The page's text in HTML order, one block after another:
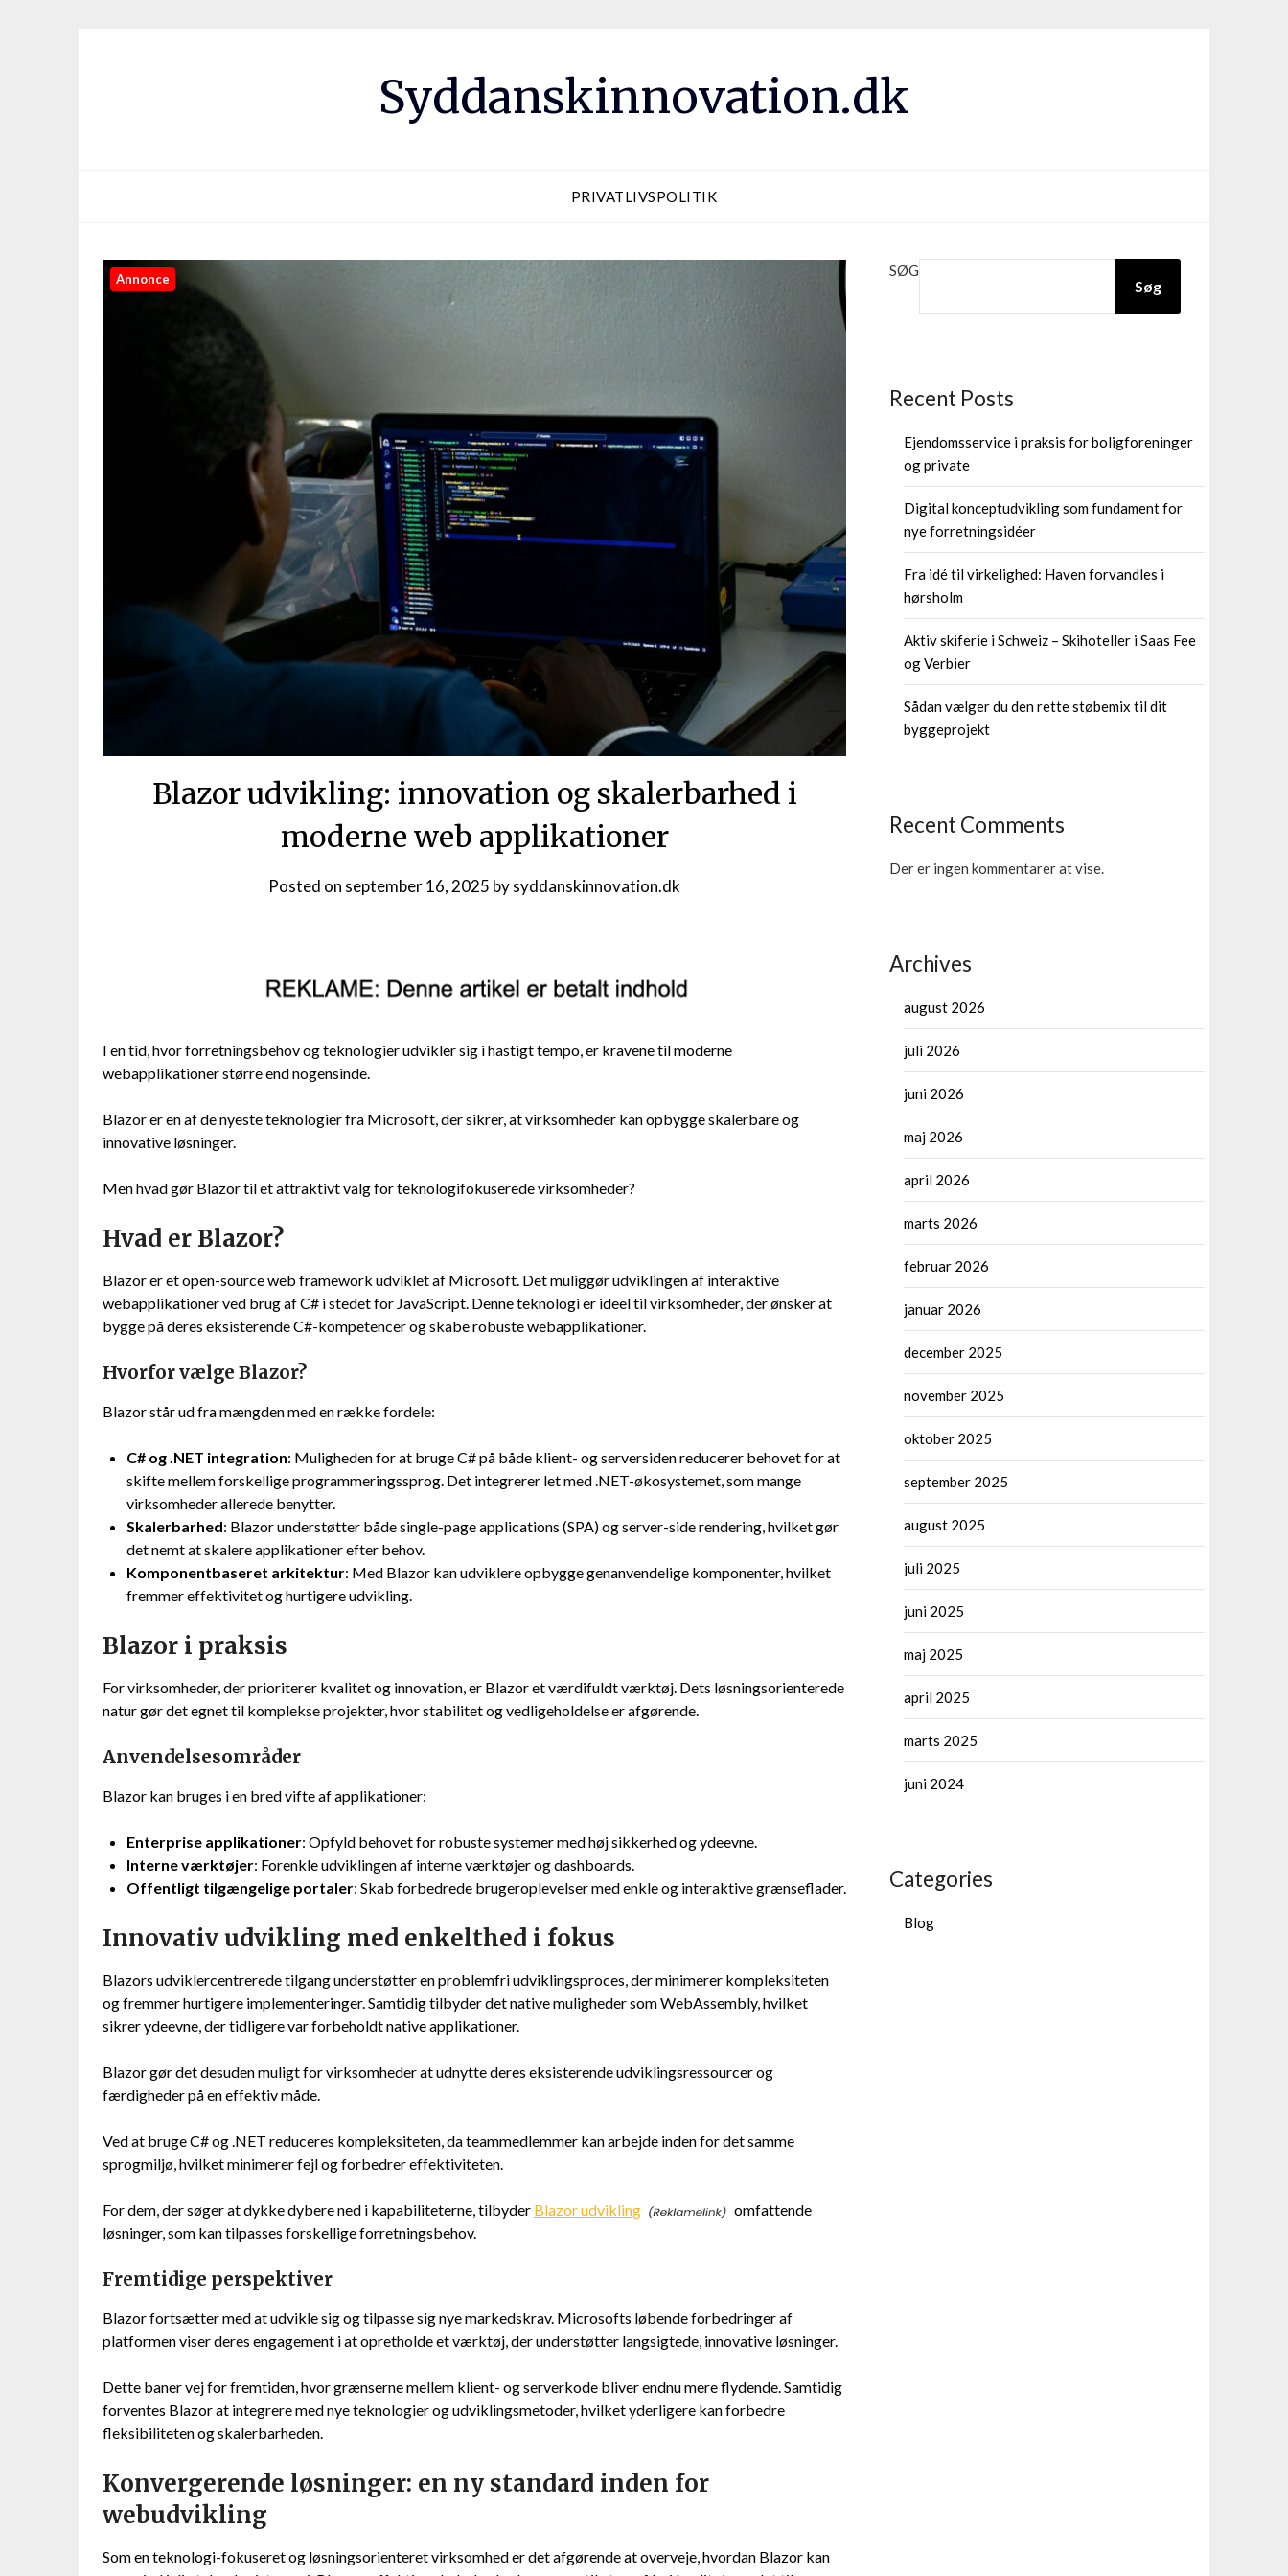
Syddanskinnovation.dk
PRIVATLIVSPOLITIK
Annonce
Blazor udvikling: innovation og skalerbarhed i
moderne web applikationer
Posted on september 16, 2025 bysyddanskinnovation.dk
I en tid, hvor forretningsbehov og teknologier udvikler sig i hastigt tempo, er kravene til moderne
webapplikationer større end nogensinde.
Blazor er en af de nyeste teknologier fra Microsoft, der sikrer, at virksomheder kan opbygge skalerbare og
innovative løsninger.
Men hvad gør Blazor til et attraktivt valg for teknologifokuserede virksomheder?
Hvad er Blazor?
Blazor er et open-source web framework udviklet af Microsoft. Det muliggør udviklingen af interaktive
webapplikationer ved brug af C# i stedet for JavaScript. Denne teknologi er ideel til virksomheder, der ønsker at
bygge på deres eksisterende C#-kompetencer og skabe robuste webapplikationer.
Hvorfor vælge Blazor?
Blazor står ud fra mængden med en række fordele:
C# og .NET integration: Muligheden for at bruge C# på både klient- og serversiden reducerer behovet for at
skifte mellem forskellige programmeringssprog. Det integrerer let med .NET-økosystemet, som mange
virksomheder allerede benytter.
Skalerbarhed: Blazor understøtter både single-page applications (SPA) og server-side rendering, hvilket gør
det nemt at skalere applikationer efter behov.
Komponentbaseret arkitektur: Med Blazor kan udviklere opbygge genanvendelige komponenter, hvilket
fremmer effektivitet og hurtigere udvikling.
Blazor i praksis
For virksomheder, der prioriterer kvalitet og innovation, er Blazor et værdifuldt værktøj. Dets løsningsorienterede
natur gør det egnet til komplekse projekter, hvor stabilitet og vedligeholdelse er afgørende.
Anvendelsesområder
Blazor kan bruges i en bred vifte af applikationer:
Enterprise applikationer: Opfyld behovet for robuste systemer med høj sikkerhed og ydeevne.
Interne værktøjer: Forenkle udviklingen af interne værktøjer og dashboards.
Offentligt tilgængelige portaler: Skab forbedrede brugeroplevelser med enkle og interaktive grænseflader.
Innovativ udvikling med enkelthed i fokus
Blazors udviklercentrerede tilgang understøtter en problemfri udviklingsproces, der minimerer kompleksiteten
og fremmer hurtigere implementeringer. Samtidig tilbyder det native muligheder som WebAssembly, hvilket
sikrer ydeevne, der tidligere var forbeholdt native applikationer.
Blazor gør det desuden muligt for virksomheder at udnytte deres eksisterende udviklingsressourcer og
færdigheder på en effektiv måde.
Ved at bruge C# og .NET reduceres kompleksiteten, da teammedlemmer kan arbejde inden for det samme
sprogmiljø, hvilket minimerer fejl og forbedrer effektiviteten.
For dem, der søger at dykke dybere ned i kapabiliteterne, tilbyder Blazor udvikling
omfattende
løsninger, som kan tilpasses forskellige forretningsbehov.
Fremtidige perspektiver
Blazor fortsætter med at udvikle sig og tilpasse sig nye markedskrav. Microsofts løbende forbedringer af
platformen viser deres engagement i at opretholde et værktøj, der understøtter langsigtede, innovative løsninger.
Dette baner vej for fremtiden, hvor grænserne mellem klient- og serverkode bliver endnu mere flydende. Samtidig
forventes Blazor at integrere med nye teknologier og udviklingsmetoder, hvilket yderligere kan forbedre
fleksibiliteten og skalerbarheden.
Konvergerende løsninger: en ny standard inden for
webudvikling
Som en teknologi-fokuseret og løsningsorienteret virksomhed er det afgørende at overveje, hvordan Blazor kan
SØG
Søg
Recent Posts
Ejendomsservice i praksis for boligforeninger
og private
Digital konceptudvikling som fundament for
nye forretningsidéer
Fra idé til virkelighed: Haven forvandles i
hørsholm
Aktiv skiferie i Schweiz – Skihoteller i Saas Fee
og Verbier
Sådan vælger du den rette støbemix til dit
byggeprojekt
Recent Comments
Der er ingen kommentarer at vise.
Archives
august 2026
juli 2026
juni 2026
maj 2026
april 2026
marts 2026
februar 2026
januar 2026
december 2025
november 2025
oktober 2025
september 2025
august 2025
juli 2025
juni 2025
maj 2025
april 2025
marts 2025
juni 2024
Categories
Blog